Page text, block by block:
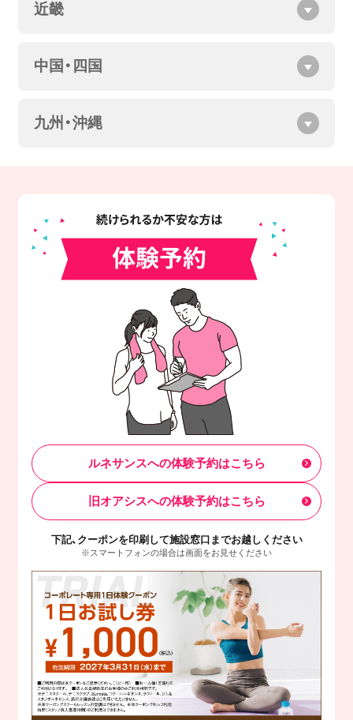
近畿
中国・四国
九州・沖縄
ルネサンスへの体験予約はこちら
旧オアシスへの体験予約はこちら
下記、クーポンを印刷して施設窓口までお越しください
※スマートフォンの場合は画面をお見せください